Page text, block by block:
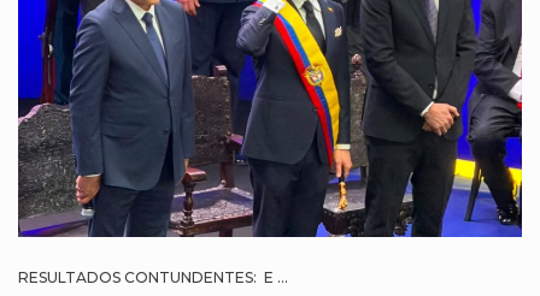
RESULTADOS CONTUNDENTES: E ...